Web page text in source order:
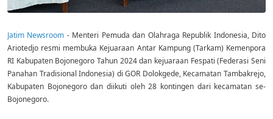
Jatim Newsroom - Menteri Pemuda dan Olahraga Republik Indonesia, Dito
Ariotedjo resmi membuka Kejuaraan Antar Kampung (Tarkam) Kemenpora
RI Kabupaten Bojonegoro Tahun 2024 dan kejuaraan Fespati (Federasi Seni
Panahan Tradisional Indonesia) di GOR Dolokgede, Kecamatan Tambakrejo,
Kabupaten Bojonegoro dan diikuti oleh 28 kontingen dari kecamatan se-
Bojonegoro.